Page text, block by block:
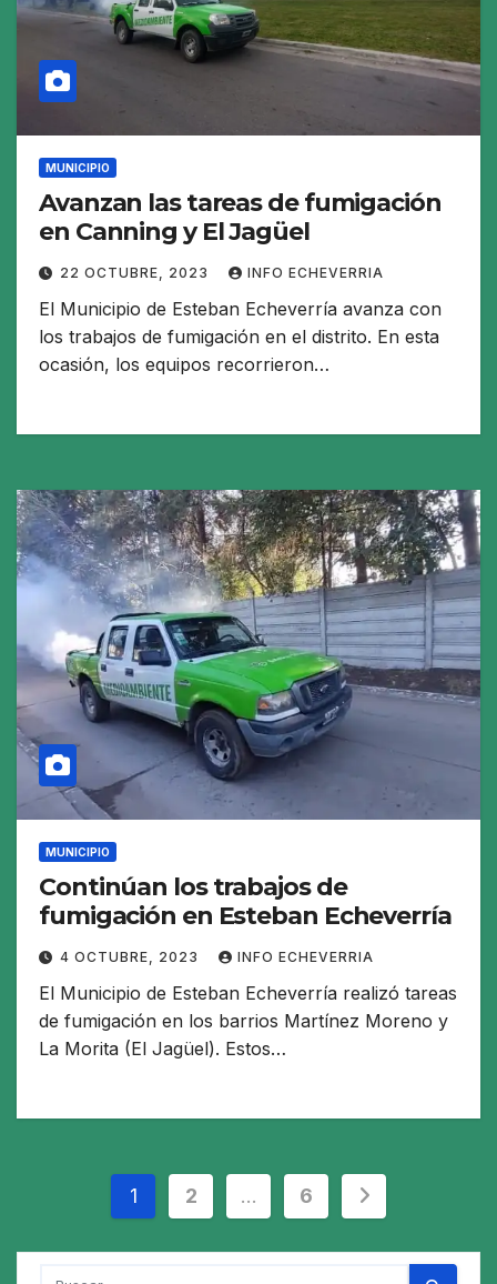
MUNICIPIO
Avanzan las tareas de fumigación
en Canning y El Jagüel
22 OCTUBRE, 2023 INFO ECHEVERRIA
El Municipio de Esteban Echeverría avanza con
los trabajos de fumigación en el distrito. En esta
ocasión, los equipos recorrieron…
MUNICIPIO
Continúan los trabajos de
fumigación en Esteban Echeverría
4 OCTUBRE, 2023 INFO ECHEVERRIA
El Municipio de Esteban Echeverría realizó tareas
de fumigación en los barrios Martínez Moreno y
La Morita (El Jagüel). Estos…
Paginación
de
1 2 … 6